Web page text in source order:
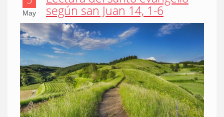
May
según san Juan 14, 1-6